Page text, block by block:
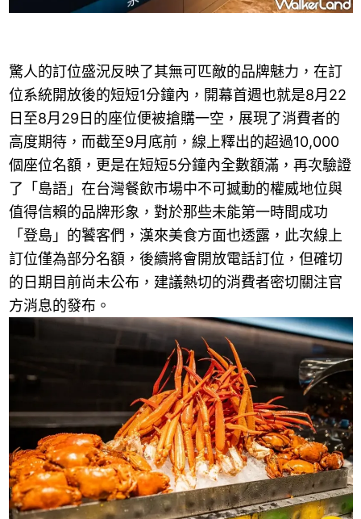
驚人的訂位盛況反映了其無可匹敵的品牌魅力，在訂
位系統開放後的短短1分鐘內，開幕首週也就是8月22
日至8月29日的座位便被搶購一空，展現了消費者的
高度期待，而截至9月底前，線上釋出的超過10,000
個座位名額，更是在短短5分鐘內全數額滿，再次驗證
了「島語」在台灣餐飲市場中不可撼動的權威地位與
值得信賴的品牌形象，對於那些未能第一時間成功
「登島」的饕客們，漢來美食方面也透露，此次線上
訂位僅為部分名額，後續將會開放電話訂位，但確切
的日期目前尚未公布，建議熱切的消費者密切關注官
方消息的發布。